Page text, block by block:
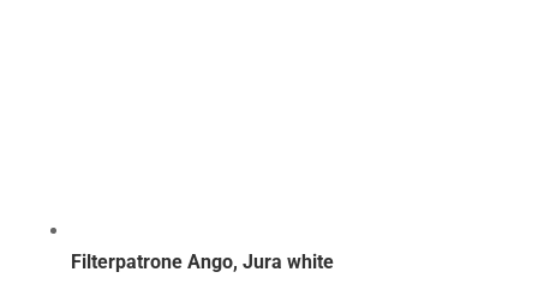
Filterpatrone Ango, Jura white